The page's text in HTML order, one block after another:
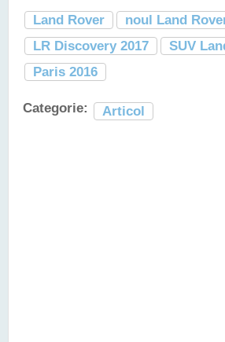
Land Rover
noul Land
LR Discovery 2017
SUV
Paris 2016
Categorie: Articol